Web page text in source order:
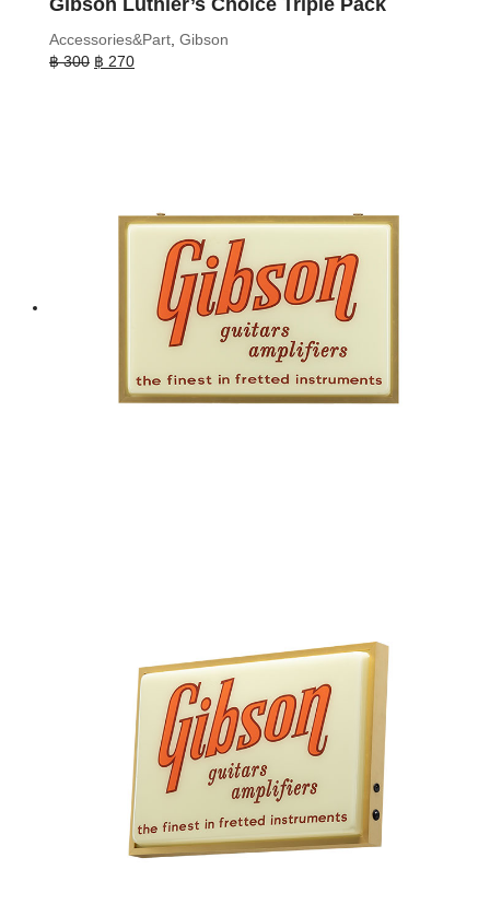
Gibson Luthier’s Choice Triple Pack
Accessories&Part, Gibson
฿300 Original
฿ 270Current